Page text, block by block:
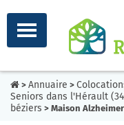
> Annuaire >
Seniors dans l'Hérault
béziers > Maison